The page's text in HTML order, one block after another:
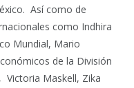
Así como de
como Indhira
Mundial, Mario
de la División
Victoria Maskell, Zika